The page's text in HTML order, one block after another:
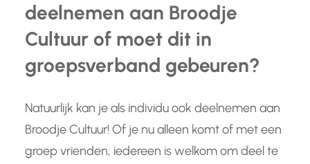
deelnemen aan Broodje
Cultuur of moet dit in
groepsverband gebeuren?
Natuurlijk kan je als individu ook deelnemen aan
Broodje Cultuur! Of je nu alleen komt of met een
groep vrienden, iedereen is welkom om deel te